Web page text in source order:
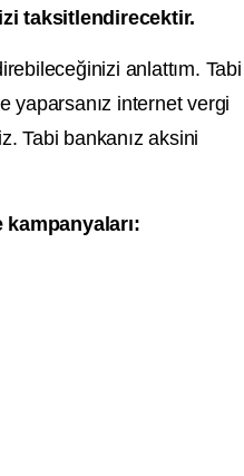
taksitlendirecektir.
anlattım.
yaparsanız internet vergi
Tabi bankanız aksini